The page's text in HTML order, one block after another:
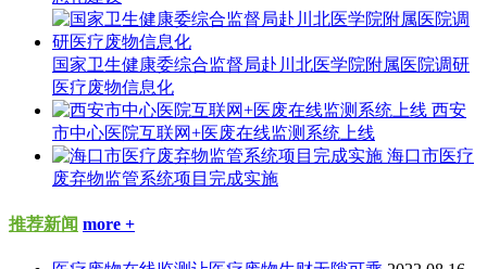
国家卫生健康委综合监督局赴川北医学院附属医院调研
医疗废物信息化
西安
市中心医院互联网+医废在线监测系统上线
海口市医疗
废弃物监管系统项目完成实施
推荐新闻 more +